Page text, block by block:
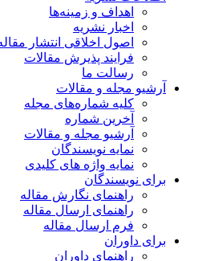
اهداف و زمینه‌ها
اخبار نشریه
اصول اخلاقی انتشار
فرایند پذیرش مقالات
رسالت ما
آرشیو مجله و مقالات
کلیه شماره‌های مجله
آخرین شماره
آرشیو مجله و مقالات
نمایه نویسندگان
نمایه واژه های کلیدی
برای نویسندگان
راهنمای نگارش مقاله
راهنمای ارسال مقاله
فرم ارسال مقاله
برای داوران
راهنمای داوران